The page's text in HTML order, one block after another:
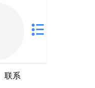
联系